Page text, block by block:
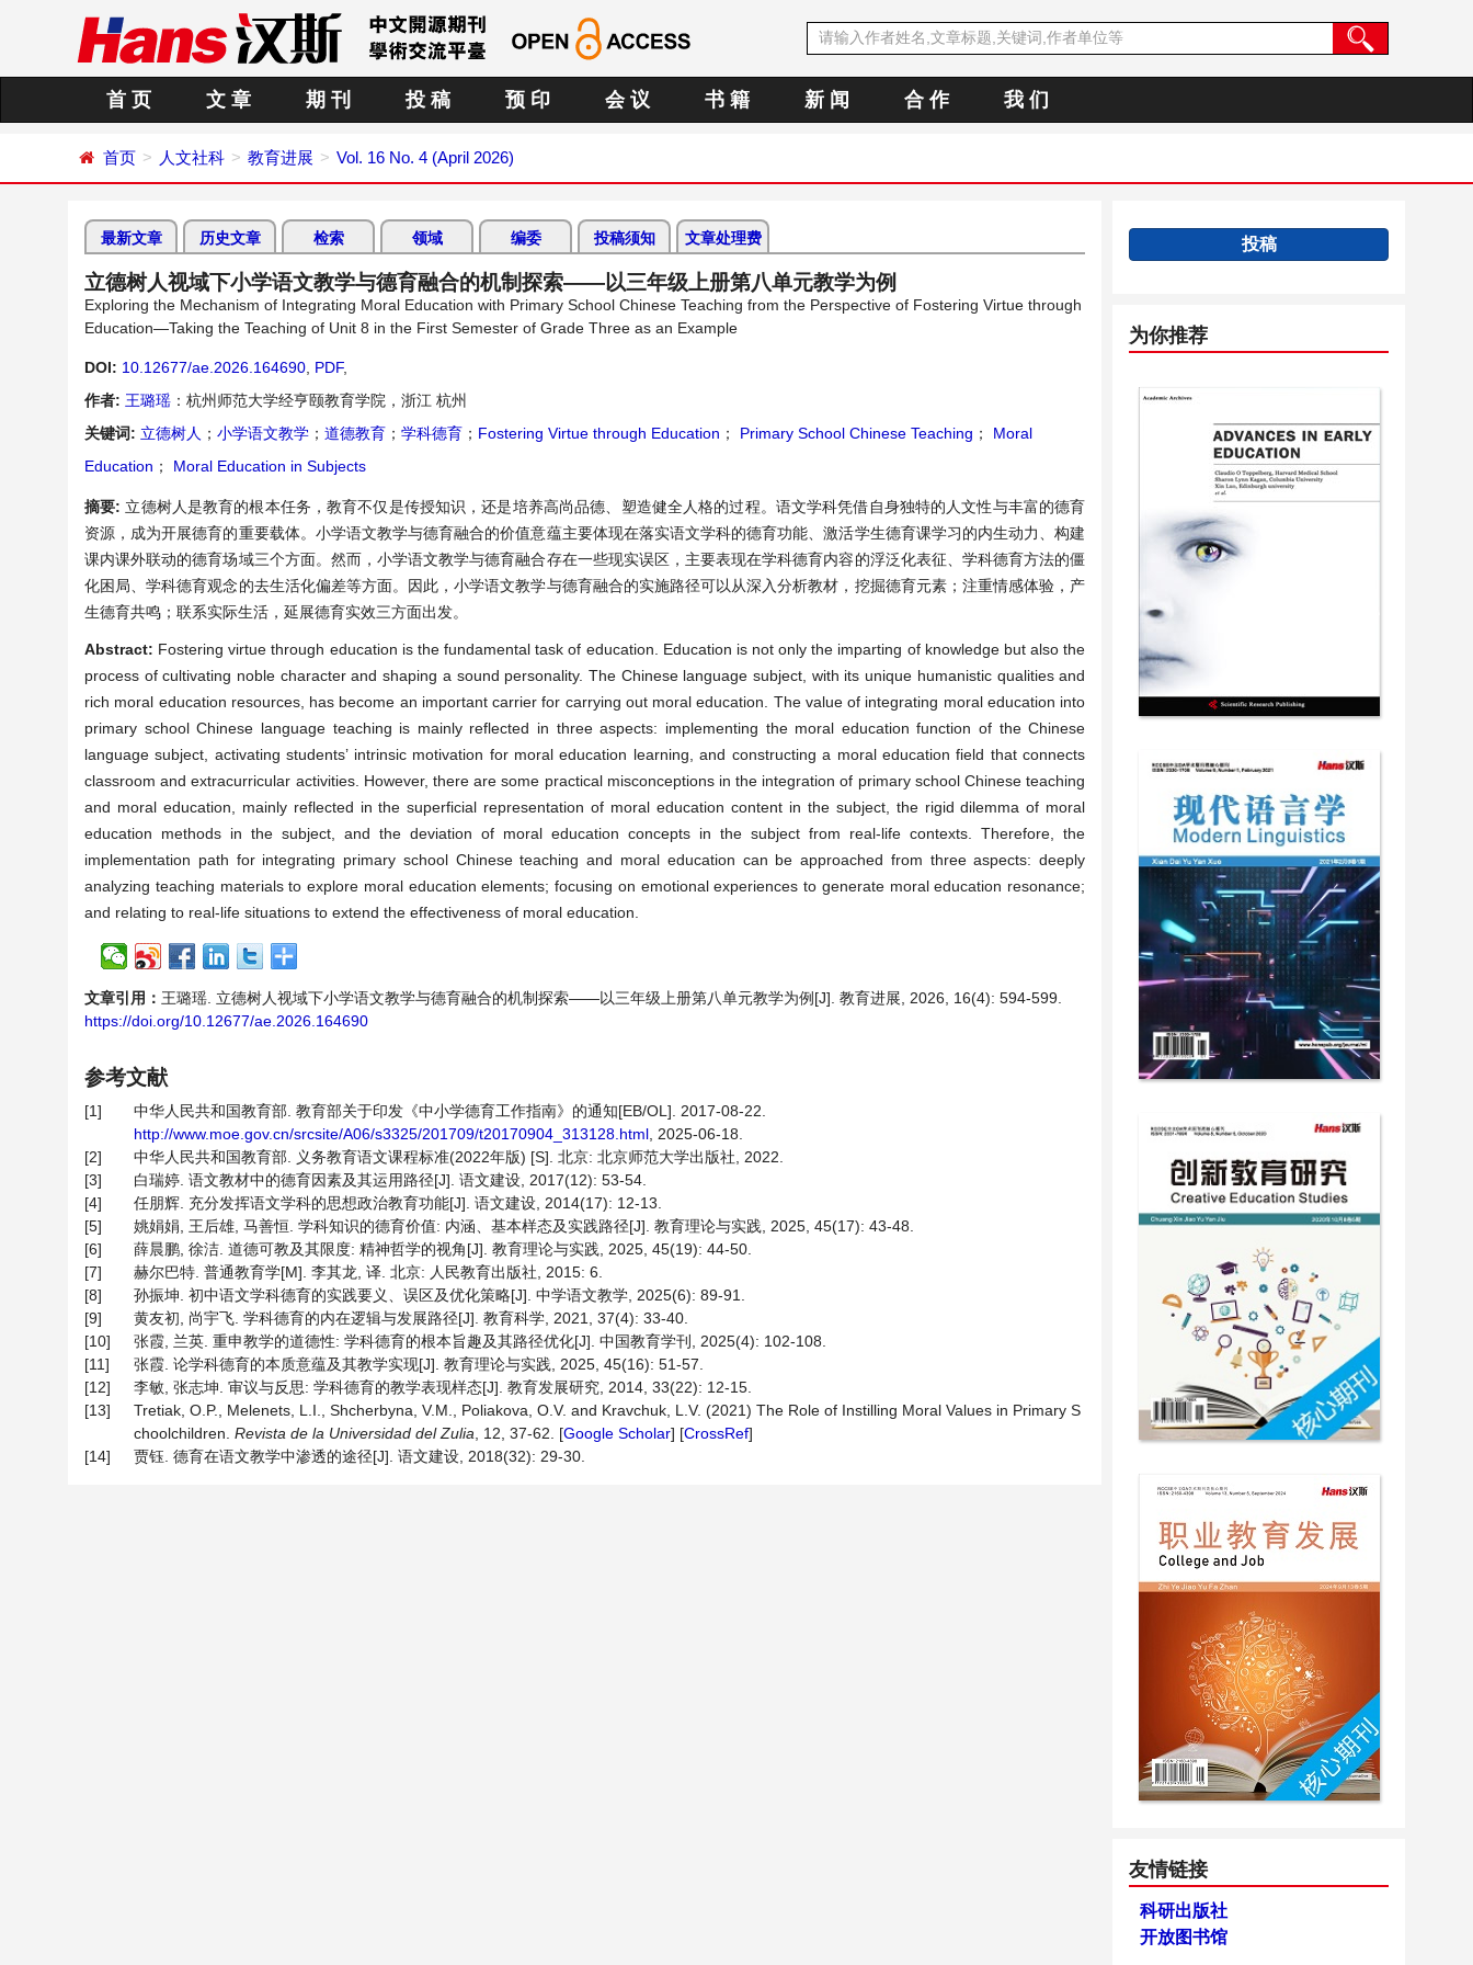
首 页 文 章 期 刊 投 稿 预 印 会 议 书 籍 新 闻 合 作 我 们
首页 人文社科 教育进展 Vol. 16 No. 4 (April 2026)
最新文章 历史文章 检索 领域 编委 投稿须知 文章处理费
立德树人视域下小学语文教学与德育融合的机制探索——以三年级上册第八单元教学为例
Exploring the Mechanism of Integrating Moral Education with Primary School Chinese Teaching from the Perspective of Fostering Virtue through
Education—Taking the Teaching of Unit 8 in the First Semester of Grade Three as an Example
DOI: 10.12677/ae.2026.164690 PDF,
作者: 王璐瑶 ：杭州师范大学经亨颐教育学院，浙江 杭州
关键词: 立德树人 ； 小学语文教学 ； 道德教育 ； 学科德育 ； Fostering Virtue through Education ； Primary School Chinese Teaching ；
Moral
Education ； Moral Education in Subjects
摘要: 立德树人是教育的根本任务，教育不仅是传授知识，还是培养高尚品德、塑造健全人格的过程。语文学科凭借自身独特的人文性与丰富的德育
资源，成为开展德育的重要载体。小学语文教学与德育融合的价值意蕴主要体现在落实语文学科的德育功能、激活学生德育课学习的内生动力、构建
课内课外联动的德育场域三个方面。然而，小学语文教学与德育融合存在一些现实误区，主要表现在学科德育内容的浮泛化表征、学科德育方法的僵
化困局、学科德育观念的去生活化偏差等方面。因此，小学语文教学与德育融合的实施路径可以从深入分析教材，挖掘德育元素；注重情感体验，产
生德育共鸣；联系实际生活，延展德育实效三方面出发。
Abstract: Fostering virtue through education is the fundamental task of education. Education is not only the imparting of knowledge but also the
process of cultivating noble character and shaping a sound personality. The Chinese language subject, with its unique humanistic qualities and
rich moral education resources, has become an important carrier for carrying out moral education. The value of integrating moral education into
primary school Chinese language teaching is mainly reflected in three aspects: implementing the moral education function of the Chinese
language subject, activating students’ intrinsic motivation for moral education learning, and constructing a moral education field that connects
classroom and extracurricular activities. However, there are some practical misconceptions in the integration of primary school Chinese teaching
and moral education, mainly reflected in the superficial representation of moral education content in the subject, the rigid dilemma of moral
education methods in the subject, and the deviation of moral education concepts in the subject from real-life contexts. Therefore, the
implementation path for integrating primary school Chinese teaching and moral education can be approached from three aspects: deeply
analyzing teaching materials to explore moral education elements; focusing on emotional experiences to generate moral education resonance;
and relating to real-life situations to extend the effectiveness of moral education.
文章引用： 王璐瑶. 立德树人视域下小学语文教学与德育融合的机制探索——以三年级上册第八单元教学为例[J]. 教育进展, 2026, 16(4): 594-599.
https://doi.org/10.12677/ae.2026.164690
参考文献
[1]
中华人民共和国教育部. 教育部关于印发《中小学德育工作指南》的通知[EB/OL]. 2017-08-22.
http://www.moe.gov.cn/srcsite/A06/s3325/201709/t20170904_313128.html , 2025-06-18.
[2]
中华人民共和国教育部. 义务教育语文课程标准(2022年版) [S]. 北京: 北京师范大学出版社, 2022.
[3]
白瑞婷. 语文教材中的德育因素及其运用路径[J]. 语文建设, 2017(12): 53-54.
[4]
任朋辉. 充分发挥语文学科的思想政治教育功能[J]. 语文建设, 2014(17): 12-13.
[5]
姚娟娟, 王后雄, 马善恒. 学科知识的德育价值: 内涵、基本样态及实践路径[J]. 教育理论与实践, 2025, 45(17): 43-48.
[6]
薛晨鹏, 徐洁. 道德可教及其限度: 精神哲学的视角[J]. 教育理论与实践, 2025, 45(19): 44-50.
[7]
赫尔巴特. 普通教育学[M]. 李其龙, 译. 北京: 人民教育出版社, 2015: 6.
[8]
孙振坤. 初中语文学科德育的实践要义、误区及优化策略[J]. 中学语文教学, 2025(6): 89-91.
[9]
黄友初, 尚宇飞. 学科德育的内在逻辑与发展路径[J]. 教育科学, 2021, 37(4): 33-40.
[10]
张霞, 兰英. 重申教学的道德性: 学科德育的根本旨趣及其路径优化[J]. 中国教育学刊, 2025(4): 102-108.
[11]
张霞. 论学科德育的本质意蕴及其教学实现[J]. 教育理论与实践, 2025, 45(16): 51-57.
[12]
李敏, 张志坤. 审议与反思: 学科德育的教学表现样态[J]. 教育发展研究, 2014, 33(22): 12-15.
[13]
Tretiak, O.P., Melenets, L.I., Shcherbyna, V.M., Poliakova, O.V. and Kravchuk, L.V. (2021) The Role of Instilling Moral Values in Primary S
choolchildren. Revista de la Universidad del Zulia , 12, 37-62. [Google Scholar] [CrossRef]
[14]
贾钰. 德育在语文教学中渗透的途径[J]. 语文建设, 2018(32): 29-30.
投稿
为你推荐
友情链接
科研出版社
开放图书馆